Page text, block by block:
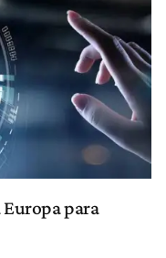
Europa para